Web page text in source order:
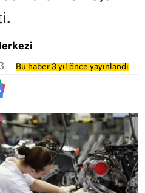
Bu haber 3 yıl önce yayınlandı